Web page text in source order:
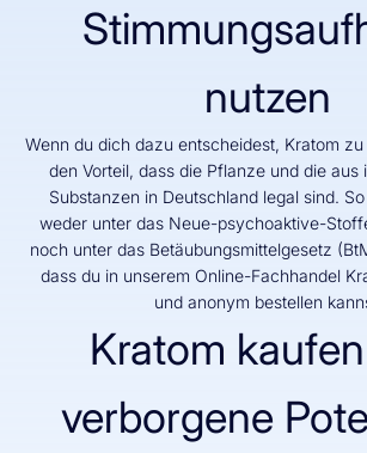
nutzen
Wenn du dich dazu entscheidest, Kratom
den Vorteil, dass die Pflanze und die aus
Substanzen in Deutschland legal sind.
weder unter das Neue-psychoaktive-
noch unter das Betäubungsmittelgesetz
dass du in unserem Online-Fachhandel
und anonym bestellen
Kratom
verborgene